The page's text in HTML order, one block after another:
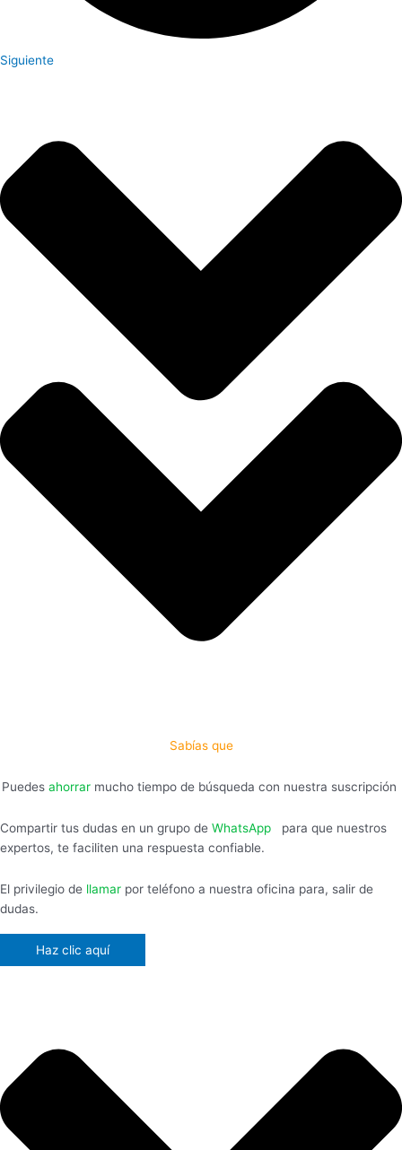
Siguiente
Sabías que
Puedes ahorrar mucho tiempo de búsqueda con nuestra suscripción
Compartir tus dudas en un grupo de WhatsApp
para que nuestros
expertos, te faciliten una respuesta confiable.
El privilegio de llamar por teléfono a nuestra oficina para, salir de
dudas.
Haz clic aquí